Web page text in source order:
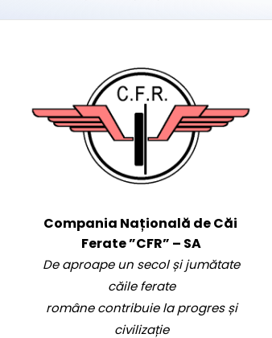
Compania Națională de Căi
Ferate ”CFR” – SA
De aproape un secol și jumătate
căile ferate
române contribuie la progres și
civilizație